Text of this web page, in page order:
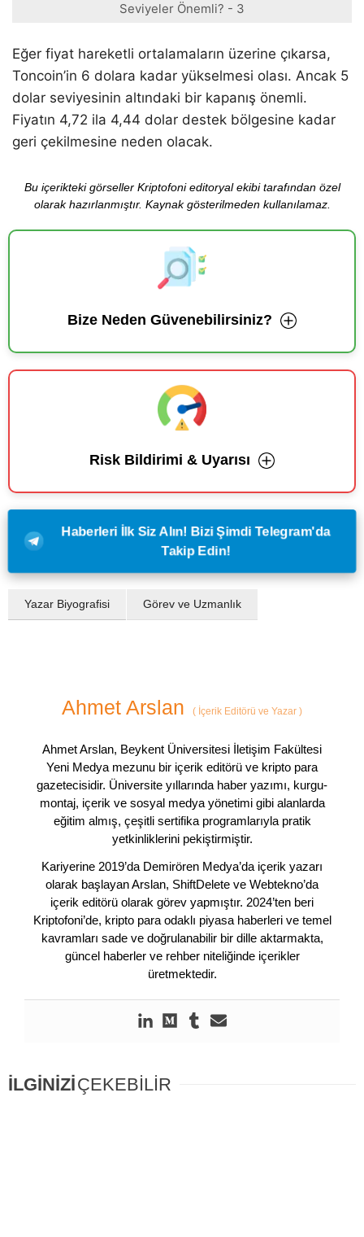
Seviyeler Önemli? - 3
Eğer fiyat hareketli ortalamaların üzerine çıkarsa,
Toncoin’in 6 dolara kadar yükselmesi olası. Ancak 5
dolar seviyesinin altındaki bir kapanış önemli.
Fiyatın 4,72 ila 4,44 dolar destek bölgesine kadar
geri çekilmesine neden olacak.
Bu içerikteki görseller Kriptofoni editoryal ekibi tarafından özel
olarak hazırlanmıştır. Kaynak gösterilmeden kullanılamaz.
Bize Neden Güvenebilirsiniz?
Risk Bildirimi & Uyarısı
Haberleri İlk Siz Alın! Bizi Şimdi Telegram'da
Takip Edin!
Yazar Biyografisi Görev ve Uzmanlık
Ahmet Arslan ( İçerik Editörü ve Yazar )
Ahmet Arslan, Beykent Üniversitesi İletişim Fakültesi
Yeni Medya mezunu bir içerik editörü ve kripto para
gazetecisidir. Üniversite yıllarında haber yazımı, kurgu-
montaj, içerik ve sosyal medya yönetimi gibi alanlarda
eğitim almış, çeşitli sertifika programlarıyla pratik
yetkinliklerini pekiştirmiştir.
Kariyerine 2019’da Demirören Medya’da içerik yazarı
olarak başlayan Arslan, ShiftDelete ve Webtekno’da
içerik editörü olarak görev yapmıştır. 2024’ten beri
Kriptofoni’de, kripto para odaklı piyasa haberleri ve temel
kavramları sade ve doğrulanabilir bir dille aktarmakta,
güncel haberler ve rehber niteliğinde içerikler
üretmektedir.
İLGİNİZİÇEKEBİLİR